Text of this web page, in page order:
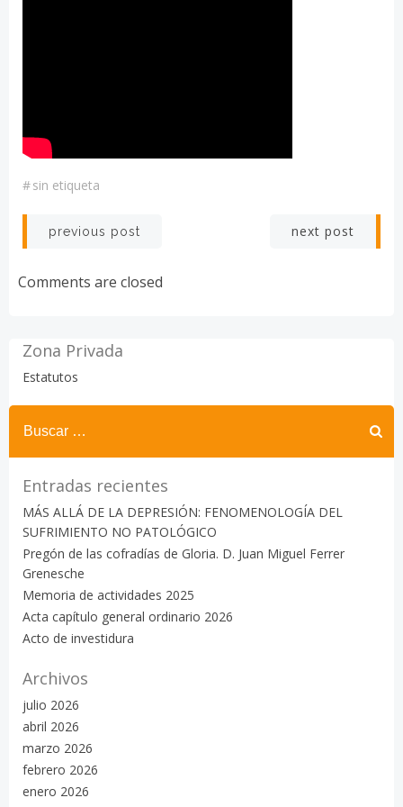
#sin etiqueta
Navegación
por
entradas
previous post
Navegación
next post
Comments are closed
Zona Privada
Estatutos
Buscar:
Entradas recientes
MÁS ALLÁ DE LA DEPRESIÓN: FENOMENOLOGÍA DEL
SUFRIMIENTO NO PATOLÓGICO
Pregón de las cofradías de Gloria. D. Juan Miguel Ferrer
Grenesche
Memoria de actividades 2025
Acta capítulo general ordinario 2026
Acto de investidura
Archivos
julio 2026
abril 2026
marzo 2026
febrero 2026
enero 2026